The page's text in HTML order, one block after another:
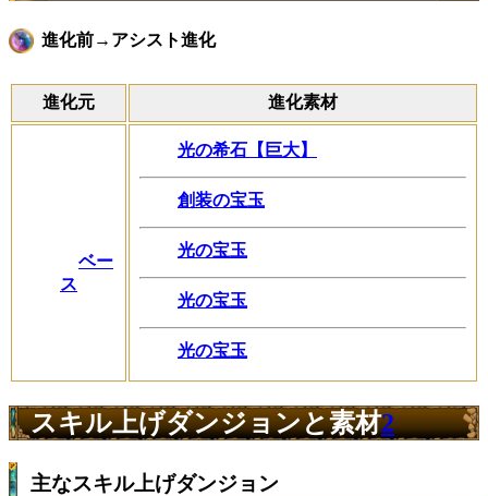
進化前→アシスト進化
進化元 進化素材
ベー
ス
光の希石【巨大】
創装の宝玉
光の宝玉
光の宝玉
光の宝玉
スキル上げダンジョンと素材2
主なスキル上げダンジョン